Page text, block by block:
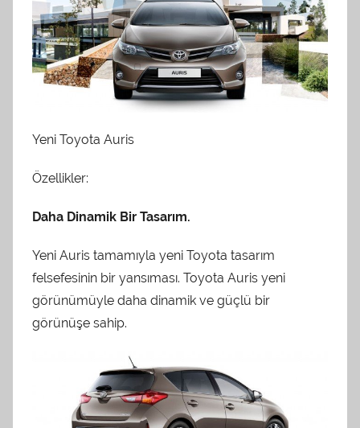
Yeni Toyota Auris
Özellikler:
Daha Dinamik Bir Tasarım.
Yeni Auris tamamıyla yeni Toyota tasarım
felsefesinin bir yansıması. Toyota Auris yeni
görünümüyle daha dinamik ve güçlü bir
görünüşe sahip.